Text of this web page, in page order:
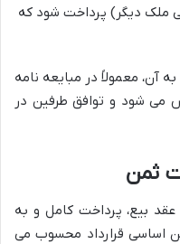
ملک دیگر) پرداخت شود که
آن، معمولاً در مبایعه نامه
می شود و توافق طرفین در
ثمن
بیع، پرداخت کامل و به
اساسی قرارداد محسوب می